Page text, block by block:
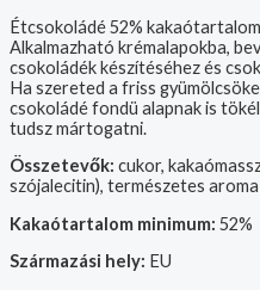
Étcsokoládé 52%
Alkalmazható krémalapokba,
csokoládék készítéséhez és
Ha szereted a friss
csokoládé fondü alapnak is
tudsz mártogatni.
Összetevők: cukor,
szójalecitin), természetes aroma
Kakaótartalom minimum: 52%
Származási hely: EU